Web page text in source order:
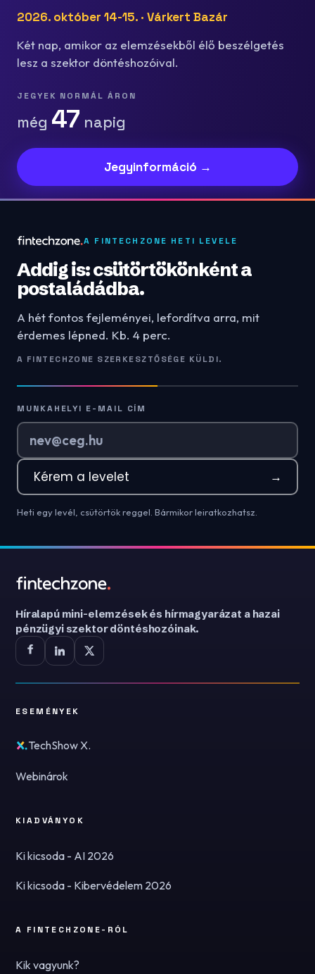
2026. október 14-15. · Várkert Bazár
Két nap, amikor az elemzésekből élő beszélgetés
lesz a szektor döntéshozóival.
JEGYEK NORMÁL ÁRON
még 47 napig
Jegyinformáció →
A FINTECHZONE HETI LEVELE
Addig is: csütörtökönként a
postaládádba.
A hét fontos fejleményei, lefordítva arra, mit
érdemes lépned. Kb. 4 perc.
A FINTECHZONE SZERKESZTŐSÉGE KÜLDI.
MUNKAHELYI E-MAIL CÍM
Kérem a levelet →
Heti egy levél, csütörtök reggel. Bármikor leiratkozhatsz.
Híralapú mini-elemzések és hírmagyarázat a hazai
pénzügyi szektor döntéshozóinak.
ESEMÉNYEK
TechShow X.
Webinárok
KIADVÁNYOK
Ki kicsoda - AI 2026
Ki kicsoda - Kibervédelem 2026
A FINTECHZONE-RÓL
Kik vagyunk?